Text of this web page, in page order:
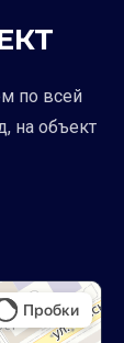
по всей
на объект